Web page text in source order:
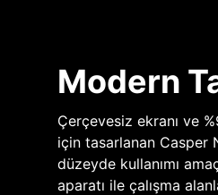
Modern
Çerçevesiz ekranı ve
için tasarlanan Casper
düzeyde kullanımı
aparatı ile çalışma